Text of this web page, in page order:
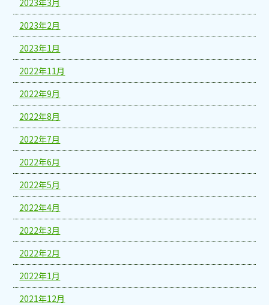
2023年2月
2023年1月
2022年11月
2022年9月
2022年8月
2022年7月
2022年6月
2022年5月
2022年4月
2022年3月
2022年2月
2022年1月
2021年12月